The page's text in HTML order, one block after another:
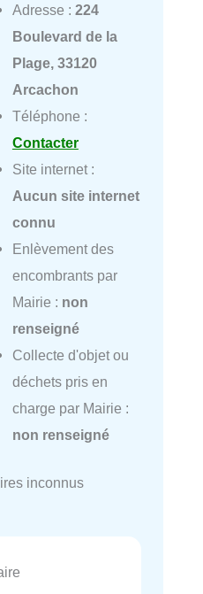
Adresse : 224
Boulevard de la
Plage, 33120
Arcachon
Téléphone :
Contacter
Site internet :
Aucun site internet
connu
Enlèvement des
encombrants par
Mairie : non
renseigné
Collecte d'objet ou
déchets pris en
charge par Mairie :
non renseigné
inconnus